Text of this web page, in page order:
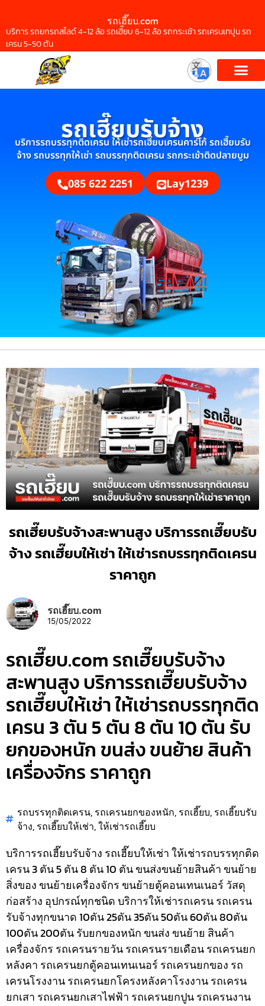
รถเฮี๊ยบ.com
บริการ รถยกรถสไลด์ 4-12 ล้อ รถเฮี๊ยบ 6-12 ล้อ รถกระเช้า รถเครนเทปูน รถ
เครน 5-50 ตัน
รถเฮี๊ยบรับจ้าง
บริการรถบรรทุกติดเครน ให้เช่ารถเฮี๊ยบเครนคาร์โก้ รถเฮี๊ยบรับ
จ้าง รถบรรทุกให้เช่า รถบรรทุกติดเครน รถกระเช้าติดปลายบูม
085 622 2251 Lay1239
รถเฮี๊ยบรับจ้างสะพานสูง บริการรถเฮี๊ยบรับ
จ้าง รถเฮี๊ยบให้เช่า ให้เช่ารถบรรทุกติดเครน
ราคาถูก
รถเฮี๊ยบ.com
15/05/2022
รถเฮี๊ยบ.com รถเฮี๊ยบรับจ้าง
สะพานสูง บริการรถเฮี๊ยบรับจ้าง
รถเฮี๊ยบให้เช่า ให้เช่ารถบรรทุกติด
เครน 3 ตัน 5 ตัน 8 ตัน 10 ตัน รับ
ยกของหนัก ขนส่ง ขนย้าย สินค้า
เครื่องจักร ราคาถูก
รถบรรทุกติดเครน, รถเครนยกของหนัก, รถเฮี๊ยบ, รถเฮี๊ยบรับ
จ้าง, รถเฮี๊ยบให้เช่า,ให้เช่ารถเฮี๊ยบ
บริการรถเฮี๊ยบรับจ้าง รถเฮี๊ยบให้เช่า ให้เช่ารถบรรทุกติด
เครน 3 ตัน 5 ตัน 8 ตัน 10 ตัน ขนส่งขนย้ายสินค้า ขนย้าย
สิ่งของ ขนย้ายเครื่องจักร ขนย้ายตู้คอนเทนเนอร์ วัสดุ
ก่อสร้าง อุปกรณ์ทุกชนิดบริการให้เช่ารถเครน รถเครน
รับจ้างทุกขนาด 10ตัน 25ตัน 35ตัน 50ตัน 60ตัน 80ตัน
100ตัน 200ตัน รับยกของหนัก ขนส่ง ขนย้าย สินค้า
เครื่องจักร รถเครนรายวัน รถเครนรายเดือน รถเครนยก
หลังคา รถเครนยกตู้คอนเทนเนอร์ รถเครนยกของ รถ
เครนโรงงาน รถเครนยกโครงหลังคาโรงงาน รถเครน
ยกเสา รถเครนยกเสาไฟฟ้า รถเครนยกปูน รถเครนงาน